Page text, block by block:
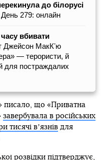
до білорусі
День 279: онлайн
вбивати
Джейсон МакКʼю
— терористи, й
для постраждалих
писало, що «Приватна
завербувала в російських
тисячі вʼязнівдля
розвідки підтверджує,